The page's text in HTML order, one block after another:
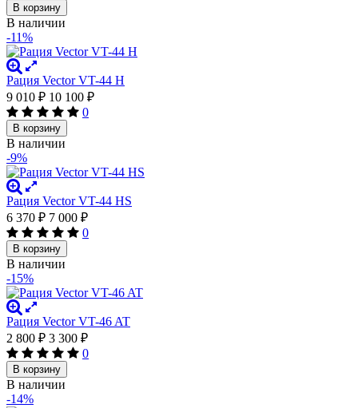
В корзину
В наличии
-11%
Рация Vector VT-44 H
9 010 ₽ 10 100 ₽
0
В корзину
В наличии
-9%
Рация Vector VT-44 HS
6 370 ₽ 7 000 ₽
0
В корзину
В наличии
-15%
Рация Vector VT-46 AT
2 800 ₽ 3 300 ₽
0
В корзину
В наличии
-14%